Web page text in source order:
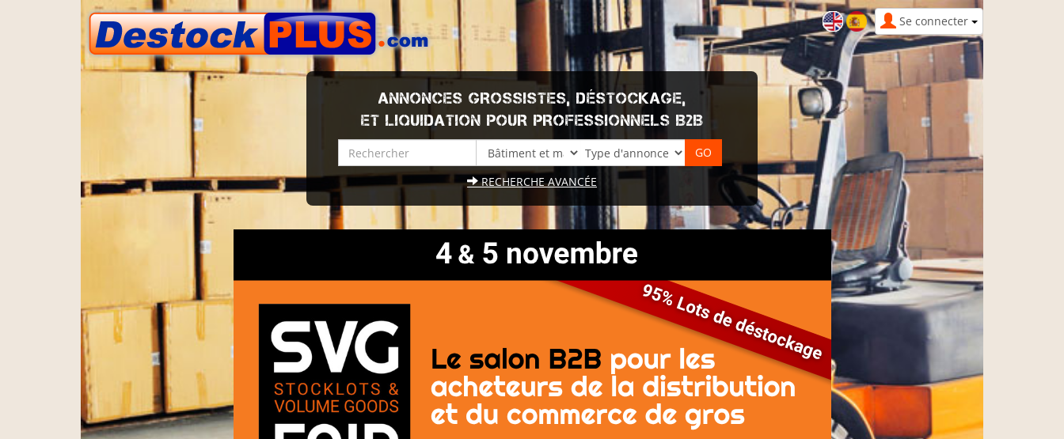
Se connecter
ANNONCES GROSSISTES, DÉSTOCKAGE,
ET LIQUIDATION POUR PROFESSIONNELS B2B
RECHERCHE AVANCÉE